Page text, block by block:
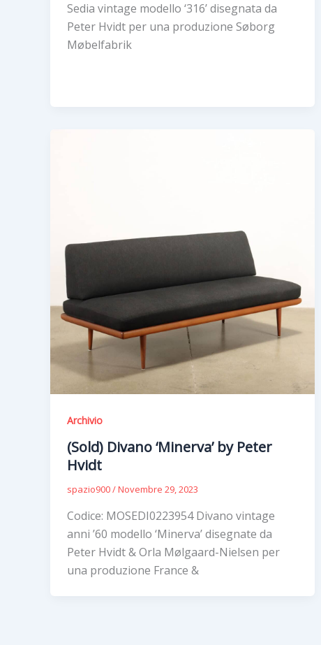
Sedia vintage modello ‘316’ disegnata da
Peter Hvidt per una produzione Søborg
Møbelfabrik
Archivio
(Sold) Divano ‘Minerva’ by Peter
Hvidt
spazio900/Novembre 29, 2023
Codice: MOSEDI0223954 Divano vintage
anni ’60 modello ‘Minerva’ disegnate da
Peter Hvidt & Orla Mølgaard-Nielsen per
una produzione France &